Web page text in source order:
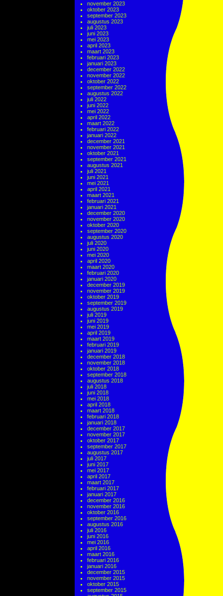
november 2023
oktober 2023
september 2023
augustus 2023
juli 2023
juni 2023
mei 2023
april 2023
maart 2023
februari 2023
januari 2023
december 2022
november 2022
oktober 2022
september 2022
augustus 2022
juli 2022
juni 2022
mei 2022
april 2022
maart 2022
februari 2022
januari 2022
december 2021
november 2021
oktober 2021
september 2021
augustus 2021
juli 2021
juni 2021
mei 2021
april 2021
maart 2021
februari 2021
januari 2021
december 2020
november 2020
oktober 2020
september 2020
augustus 2020
juli 2020
juni 2020
mei 2020
april 2020
maart 2020
februari 2020
januari 2020
december 2019
november 2019
oktober 2019
september 2019
augustus 2019
juli 2019
juni 2019
mei 2019
april 2019
maart 2019
februari 2019
januari 2019
december 2018
november 2018
oktober 2018
september 2018
augustus 2018
juli 2018
juni 2018
mei 2018
april 2018
maart 2018
februari 2018
januari 2018
december 2017
november 2017
oktober 2017
september 2017
augustus 2017
juli 2017
juni 2017
mei 2017
april 2017
maart 2017
februari 2017
januari 2017
december 2016
november 2016
oktober 2016
september 2016
augustus 2016
juli 2016
juni 2016
mei 2016
april 2016
maart 2016
februari 2016
januari 2016
december 2015
november 2015
oktober 2015
september 2015